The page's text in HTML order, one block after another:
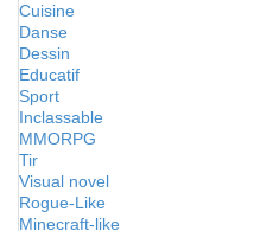
Cuisine
Danse
Dessin
Educatif
Sport
Inclassable
MMORPG
Tir
Visual novel
Rogue-Like
Minecraft-like